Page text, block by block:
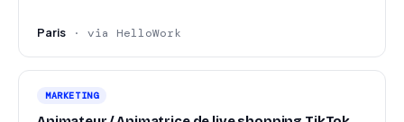
Paris · via HelloWork
MARKETING